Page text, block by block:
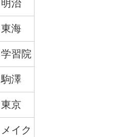
明治
東海
学習院
駒澤
東京
メイク